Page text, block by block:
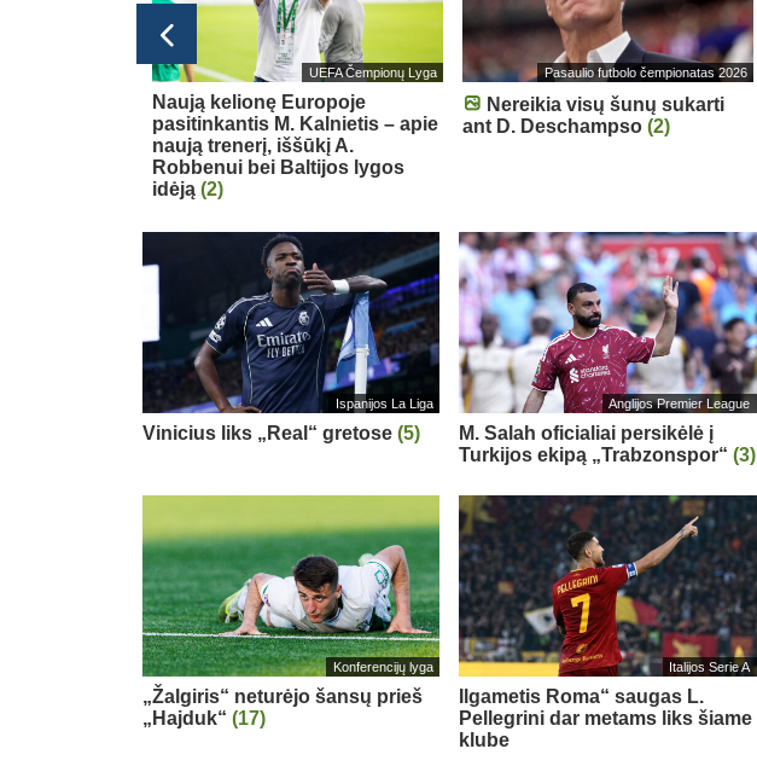
UEFA Čempionų Lyga
Naują kelionę Europoje
pasitinkantis M. Kalnietis – apie
naują trenerį, iššūkį A.
Robbenui bei Baltijos lygos
idėją (2)
Pasaulio futbolo čempionatas 2026
Nereikia visų šunų sukarti
ant D. Deschampso (2)
Ispanijos La Liga
Vinicius liks „Real“ gretose (5)
Anglijos Premier League
M. Salah oficialiai persikėlė į
Turkijos ekipą „Trabzonspor“(3)
Konferencijų lyga
„Žalgiris“ neturėjo šansų prieš
„Hajduk“ (17)
Italijos Serie A
Ilgametis Roma“ saugas L.
Pellegrini dar metams liks šiame
klube